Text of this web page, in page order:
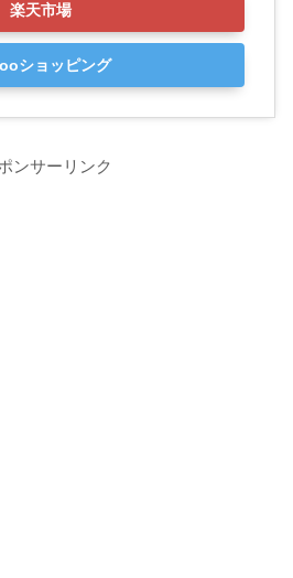
楽天市場
ショッピング
ンサーリンク